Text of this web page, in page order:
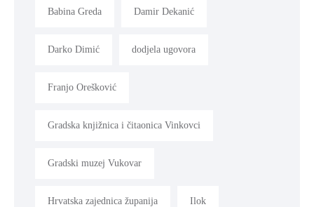
Babina Greda Damir Dekanić
Darko Dimić dodjela ugovora
Franjo Orešković
Gradska knjižnica i čitaonica Vinkovci
Gradski muzej Vukovar
Hrvatska zajednica županija Ilok